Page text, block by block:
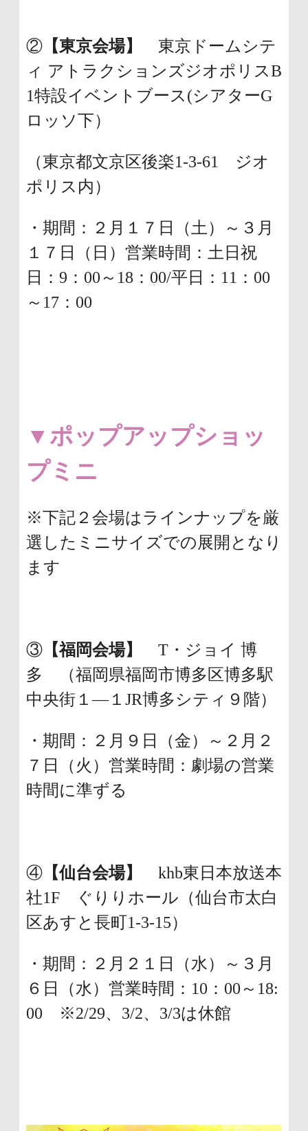
② 【東京会場】
東京ドームシテ
ィ アトラクションズジオポリスB
1特設イベントブース(シアターG
ロッソ下）
（東京都文京区後楽1-3-61 ジオ
ポリス内）
・期間：２月１７日（土）～３月
１７日（日）営業時間：土日祝
日：9：00～18：00/平日：11：00
～17：00
▼ポップアップショッ
プミニ
※下記２会場はラインナップを厳
選したミニサイズでの展開となり
ます
③ 【福岡会場】
T・ジョイ 博
多 （福岡県福岡市博多区博多駅
中央街１―１JR博多シティ９階）
・期間：２月９日（金）～２月２
７日（火）営業時間：劇場の営業
時間に準ずる
④ 【仙台会場】
khb東日本放送本
社1F ぐりりホール（仙台市太白
区あすと長町1-3-15）
・期間：２月２１日（水）～３月
６日（水）営業時間：10：00～18:
00 ※2/29、3/2、3/3は休館